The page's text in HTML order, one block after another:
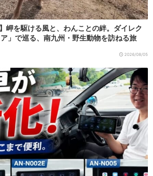
岬を駆ける風と、わんことの絆。ダイレク
」で巡る、南九州・野生動物を訪ねる旅
2026/08/05